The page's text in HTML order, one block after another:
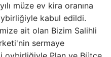
müze ev kira oranına
kabul edildi.
ait olan Bizim Salihli
sermaye